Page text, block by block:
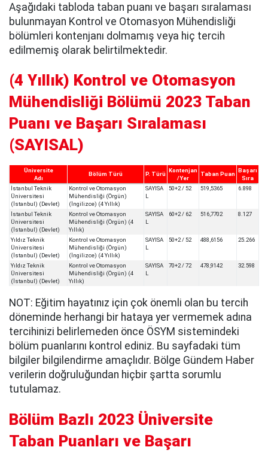
Aşağıdaki tabloda taban puanı ve başarı sıralaması
bulunmayan Kontrol ve Otomasyon Mühendisliği
bölümleri kontenjanı dolmamış veya hiç tercih
edilmemiş olarak belirtilmektedir.
(4 Yıllık) Kontrol ve Otomasyon
Mühendisliği Bölümü 2023 Taban
Puanı ve Başarı Sıralaması
(SAYISAL)
Üniversite
Adı
Bölüm Türü P. Türü
Kontenjan
/Yer
Taban Puan
Başarı
Sıra
İstanbul Teknik
Üniversitesi
(İstanbul) (Devlet)
Kontrol ve Otomasyon
Mühendisliği (Örgün)
(İngilizce) (4 Yıllık)
SAYISA
L
50+2 / 52 519,5365 6.898
İstanbul Teknik
Üniversitesi
(İstanbul) (Devlet)
Kontrol ve Otomasyon
Mühendisliği (Örgün) (4
Yıllık)
SAYISA
L
60+2 / 62 516,7702 8.127
Yıldız Teknik
Üniversitesi
(İstanbul) (Devlet)
Kontrol ve Otomasyon
Mühendisliği (Örgün)
(İngilizce) (4 Yıllık)
SAYISA
L
50+2 / 52 488,6156 25.266
Yıldız Teknik
Üniversitesi
(İstanbul) (Devlet)
Kontrol ve Otomasyon
Mühendisliği (Örgün) (4
Yıllık)
SAYISA
L
70+2 / 72 478,9142 32.598
NOT: Eğitim hayatınız için çok önemli olan bu tercih
döneminde herhangi bir hataya yer vermemek adına
tercihinizi belirlemeden önce ÖSYM sistemindeki
bölüm puanlarını kontrol ediniz. Bu sayfadaki tüm
bilgiler bilgilendirme amaçlıdır. Bölge Gündem Haber
verilerin doğruluğundan hiçbir şartta sorumlu
tutulamaz.
Bölüm Bazlı 2023 Üniversite
Taban Puanları ve Başarı